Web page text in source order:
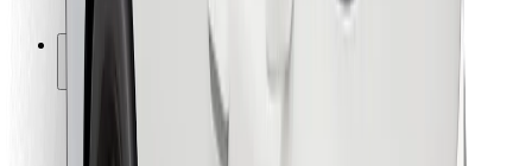
Bolt for Business
Fournisseurs
Conditions générales